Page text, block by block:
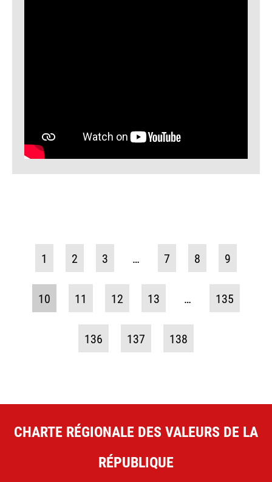
1 2 3 … 7 8 9
10 11 12 13 … 135
136 137 138
CHARTE RÉGIONALE DES VALEURS DE LA
RÉPUBLIQUE